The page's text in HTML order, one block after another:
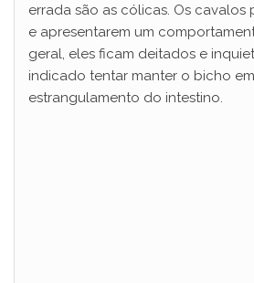
errada são as cólicas. Os cavalos
e apresentarem um
geral, eles ficam deitados e
indicado tentar manter o bicho
estrangulamento do intestino.